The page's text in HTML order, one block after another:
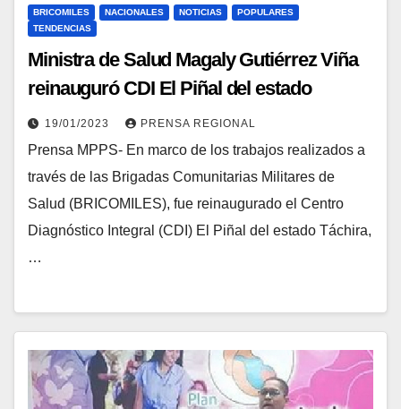
BRICOMILES NACIONALES NOTICIAS
POPULARES
TENDENCIAS
Ministra de Salud Magaly Gutiérrez Viña
reinauguró CDI El Piñal del estado
Táchira
19/01/2023 PRENSA REGIONAL
Prensa MPPS- En marco de los trabajos realizados a
través de las Brigadas Comunitarias Militares de
Salud (BRICOMILES), fue reinaugurado el Centro
Diagnóstico Integral (CDI) El Piñal del estado Táchira,
…